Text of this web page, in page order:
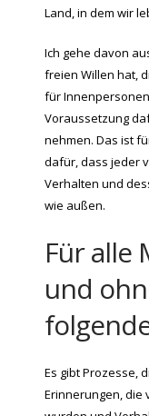
Land, in dem wir
Ich gehe davon
freien Willen hat,
für
Voraussetzung
nehmen. Das ist
dafür, dass jeder
Verhalten und
wie außen.
Für alle
und
Es gibt Prozesse,
Erinnerungen, die